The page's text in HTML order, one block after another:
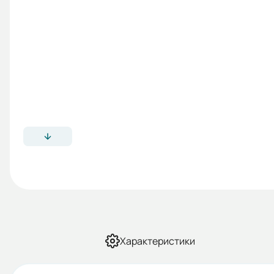
Характеристики